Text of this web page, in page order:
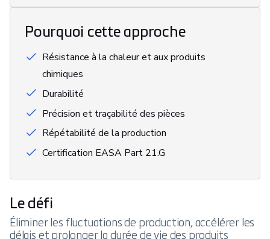
Pourquoi cette approche
Résistance à la chaleur et aux produits
chimiques
Durabilité
Précision et traçabilité des pièces
Répétabilité de la production
Certification EASA Part 21.G
Le défi
Éliminer les fluctuations de production, accélérer les
délais et prolonger la durée de vie des produits